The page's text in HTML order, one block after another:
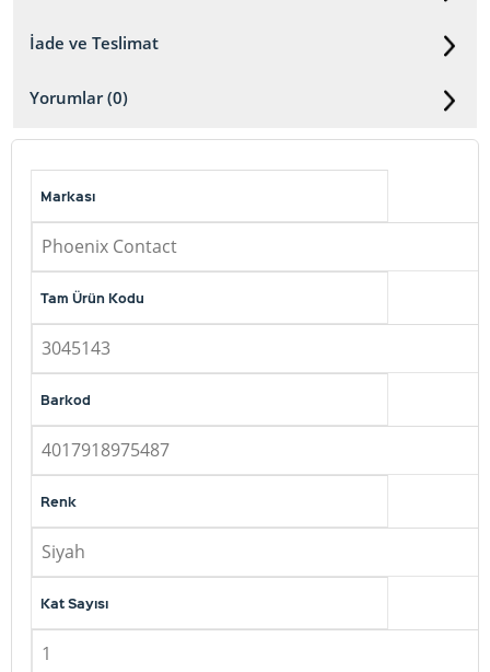
İade ve Teslimat
Yorumlar (0)
Markası
Phoenix Contact
Tam Ürün Kodu
3045143
Barkod
4017918975487
Renk
Siyah
Kat Sayısı
1